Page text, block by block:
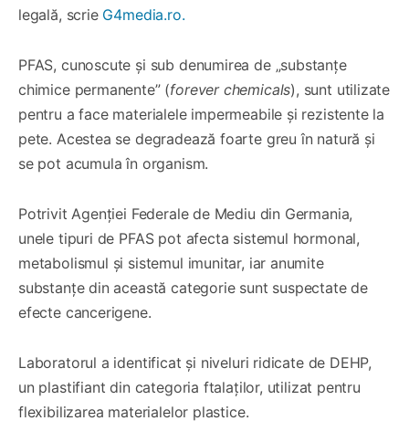
legală, scrie G4media.ro.
PFAS, cunoscute și sub denumirea de „substanțe
chimice permanente” (forever chemicals), sunt utilizate
pentru a face materialele impermeabile și rezistente la
pete. Acestea se degradează foarte greu în natură și
se pot acumula în organism.
Potrivit Agenției Federale de Mediu din Germania,
unele tipuri de PFAS pot afecta sistemul hormonal,
metabolismul și sistemul imunitar, iar anumite
substanțe din această categorie sunt suspectate de
efecte cancerigene.
Laboratorul a identificat și niveluri ridicate de DEHP,
un plastifiant din categoria ftalaților, utilizat pentru
flexibilizarea materialelor plastice.